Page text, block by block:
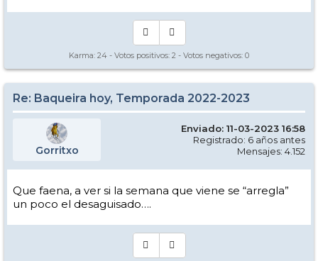
Karma: 24 - Votos positivos: 2 - Votos negativos: 0
Re: Baqueira hoy, Temporada 2022-2023
Gorritxo
Enviado: 11-03-2023 16:58
Registrado: 6 años antes
Mensajes: 4.152
Que faena, a ver si la semana que viene se “arregla”
un poco el desaguisado….